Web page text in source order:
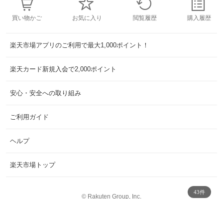
43件
買い物かご お気に入り 閲覧履歴 購入履歴
楽天市場アプリのご利用で最大1,000ポイント！
楽天カード新規入会で2,000ポイント
安心・安全への取り組み
ご利用ガイド
ヘルプ
楽天市場トップ
© Rakuten Group, Inc.